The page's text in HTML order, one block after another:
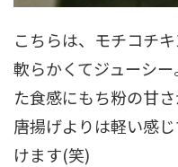
こちらは、モチコチ
軟らかくてジューシ
た食感にもち粉の甘
唐揚げよりは軽い感
けます(笑)